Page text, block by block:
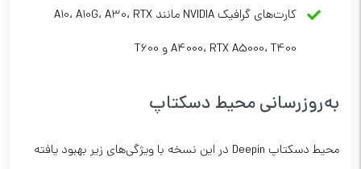
کارت‌های گرافیک NVIDIA مانند A10، A10G، A30، RTX
A4000، RTX A5000، T400 و T600
به‌روزرسانی محیط دسکتاپ
محیط دسکتاپ Deepin در این نسخه با ویژگی‌های زیر بهبود یافته